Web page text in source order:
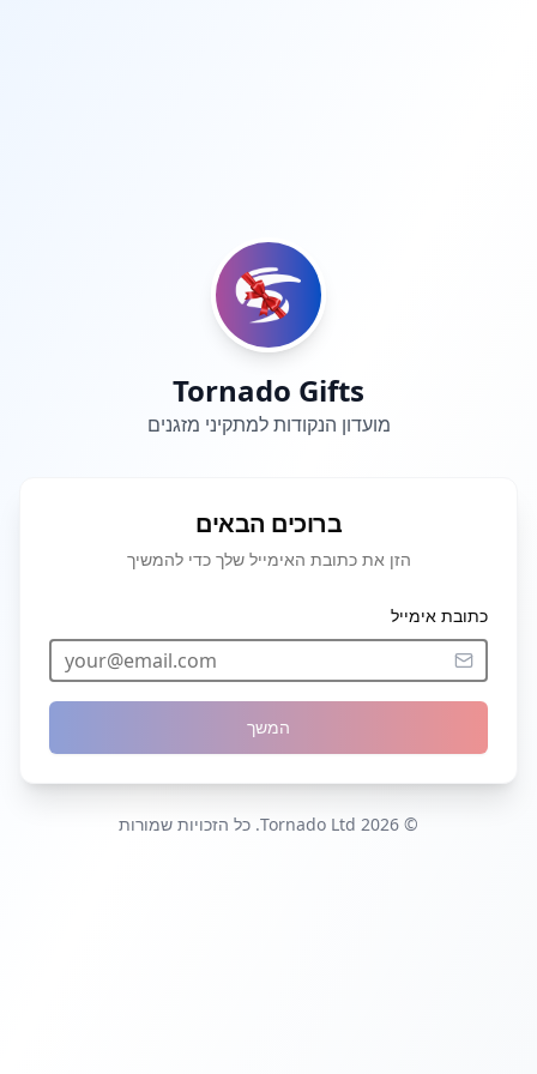
Tornado Gifts
מועדון הנקודות למתקיני מזגנים
ברוכים הבאים
הזן את כתובת האימייל שלך כדי להמשיך
כתובת אימייל
המשך
© 2026 Tornado Ltd. כל הזכויות שמורות